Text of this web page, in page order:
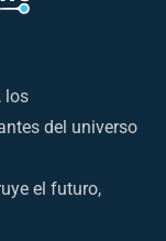
los
del universo
el futuro,